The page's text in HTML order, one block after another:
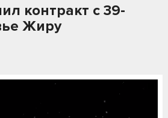
контракт с 39-
Жиру